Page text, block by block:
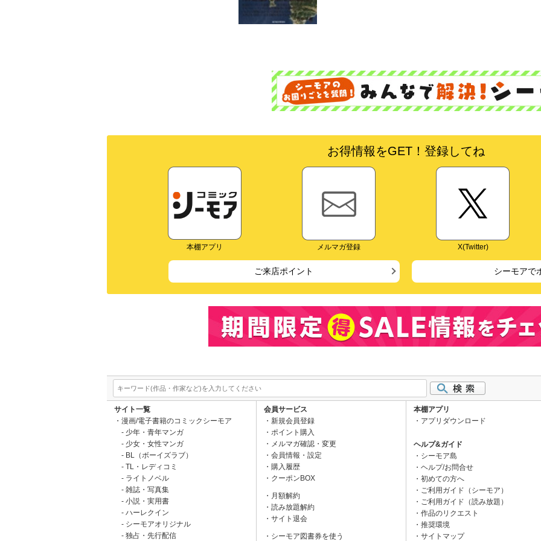
お得情報をGET！登録してね
本棚アプリ メルマガ登録 X(Twitter)
ご来店ポイント シーモアで
サイト一覧
漫画/電子書籍のコミックシーモア
少年・青年マンガ
少女・女性マンガ
BL（ボーイズラブ）
TL・レディコミ
ライトノベル
雑誌・写真集
小説・実用書
ハーレクイン
シーモアオリジナル
独占・先行配信
会員サービス
新規会員登録
ポイント購入
メルマガ確認・変更
会員情報・設定
購入履歴
クーポンBOX
月額解約
読み放題解約
サイト退会
シーモア図書券を使う
本棚アプリ
アプリダウンロード
ヘルプ&ガイド
シーモア島
ヘルプ/お問合せ
初めての方へ
ご利用ガイド（シーモア）
ご利用ガイド（読み放題）
作品のリクエスト
推奨環境
サイトマップ